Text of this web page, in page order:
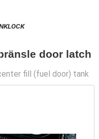
door latch
fill (fuel door) tank